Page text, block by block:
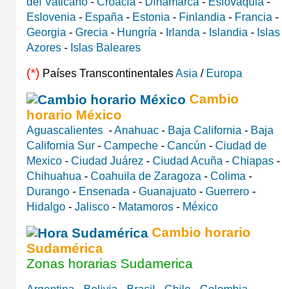
Eslovenia - España - Estonia - Finlandia - Francia -
Georgia - Grecia - Hungría - Irlanda - Islandia - Islas
Azores - Islas Baleares
(*) Países TranscontinentalesAsia / Europa
Cambio
horario México
Aguascalientes -Anahuac - Baja California - Baja
California Sur - Campeche - Cancún - Ciudad de
Mexico - Ciudad Juárez - Ciudad Acuña - Chiapas -
Chihuahua - Coahuila de Zaragoza - Colima -
Durango - Ensenada - Guanajuato - Guerrero -
Hidalgo - Jalisco - Matamoros - México
Cambio horario
Sudamérica
Zonas horarias Sudamerica